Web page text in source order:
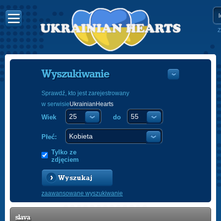
Wyszukiwanie
Sprawdź, kto jest zarejestrowany
w serwisieUkrainianHearts
Wiek do
Płeć:
Tylko ze
zdjęciem
Wyszukaj
zaawansowane wyszukiwanie
slava